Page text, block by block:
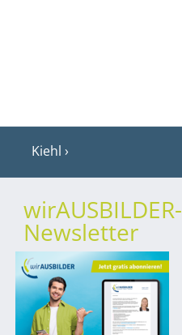
Kiehl
wirAUSBILDER-
Newsletter